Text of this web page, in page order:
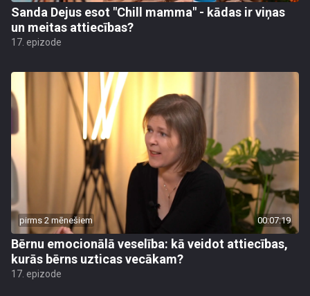
Sanda Dejus esot "Chill mamma" - kādas ir viņas
un meitas attiecības?
17. epizode
pirms 2 mēnešiem 00:07:19
Bērnu emocionālā veselība: kā veidot attiecības,
kurās bērns uzticas vecākam?
17. epizode